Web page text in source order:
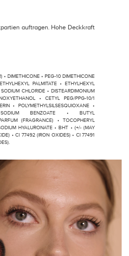
auftragen. Hohe Deckkraft
DIMETHICONE • PEG-10 DIMETHICONE
PALMITATE • ETHYLHEXYL
CHLORIDE • DISTEARDIMONIUM
• CETYL PEG/PPG-10/1
• POLYMETHYLSILSESQUIOXANE •
BENZOATE • BUTYL
(FRAGRANCE) • TOCOPHERYL
HYALURONATE • BHT • (+/- (MAY
• CI 77492 (IRON OXIDES) • CI 77491